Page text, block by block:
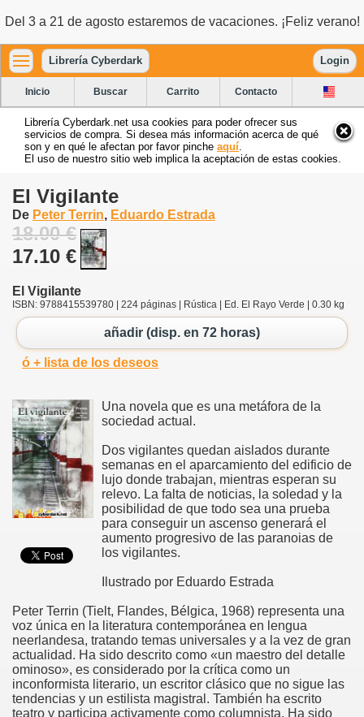
Del 3 a 21 de agosto estaremos de vacaciones. ¡Feliz verano!
Librería Cyberdark Login
Inicio Buscar Carrito Contacto
Librería Cyberdark.net usa cookies para poder ofrecer sus
servicios de compra. Si desea más información acerca de qué
son y en qué le afectan por favor pinche aquí
El uso de nuestro sitio web implica la aceptación de estas cookies.
El Vigilante
De Peter Terrin, Eduardo Estrada
18.00 €
17.10 €
El Vigilante
ISBN: 9788415539780 | 224 páginas | Rústica | Ed. El Rayo Verde | 0.30 kg
añadir (disp. en 72 horas)
ó + lista de los deseos
Una novela que es una metáfora de la
sociedad actual.
Dos vigilantes quedan aislados durante
semanas en el aparcamiento del edificio de
lujo donde trabajan, mientras esperan su
relevo. La falta de noticias, la soledad y la
posibilidad de que todo sea una prueba
para conseguir un ascenso generará el
aumento progresivo de las paranoias de
los vigilantes.
Ilustrado por Eduardo Estrada
Peter Terrin (Tielt, Flandes, Bélgica, 1968) representa una
voz única en la literatura contemporánea en lengua
neerlandesa, tratando temas universales y a la vez de gran
actualidad. Ha sido descrito como «un maestro del detalle
ominoso», es considerado por la crítica como un
inconformista literario, un escritor clásico que no sigue las
tendencias y un estilista magistral. También ha escrito
teatro y participa activamente como columnista. Ha sido